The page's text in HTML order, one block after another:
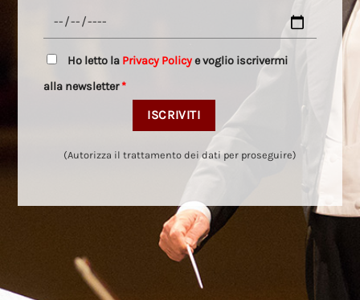
Ho letto la Privacy Policye voglio iscrivermi
alla newsletter*
(Autorizza il trattamento dei dati per proseguire)